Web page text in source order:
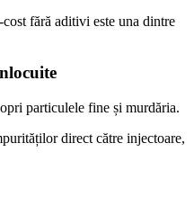
fără aditivi este una dintre
particulele fine și murdăria.
direct către injectoare,